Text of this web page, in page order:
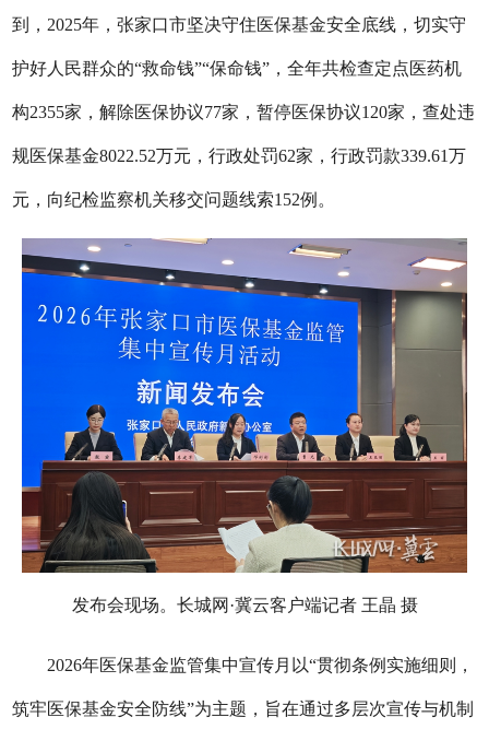
到，2025年，张家口市坚决守住医保基金安全底线，切实守
护好人民群众的“救命钱”“保命钱”，全年共检查定点医药机
构2355家，解除医保协议77家，暂停医保协议120家，查处违
规医保基金8022.52万元，行政处罚62家，行政罚款339.61万
元，向纪检监察机关移交问题线索152例。
发布会现场。长城网·冀云客户端记者 王晶 摄
2026年医保基金监管集中宣传月以“贯彻条例实施细则，
筑牢医保基金安全防线”为主题，旨在通过多层次宣传与机制